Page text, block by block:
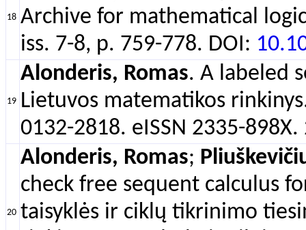
18 Archive for mathematical
iss. 7-8, p. 759-778. DOI:
19
Alonderis, Romas. A labeled
Lietuvos matematikos
0132-2818. eISSN 2335-
20
Alonderis, Romas;
check free sequent calculus
taisyklės ir ciklų tikrinimo